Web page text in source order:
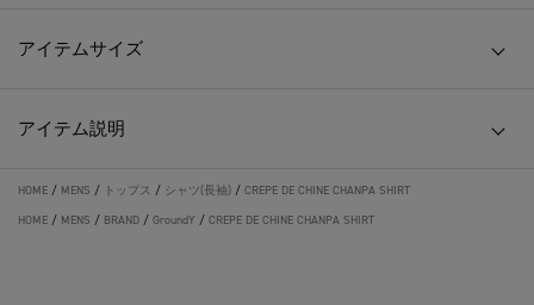
アイテムサイズ
アイテム説明
HOME / MENS / トップス / シャツ(長袖) / CREPE DE CHINE CHANPA SHIRT
HOME / MENS / BRAND / GroundY / CREPE DE CHINE CHANPA SHIRT